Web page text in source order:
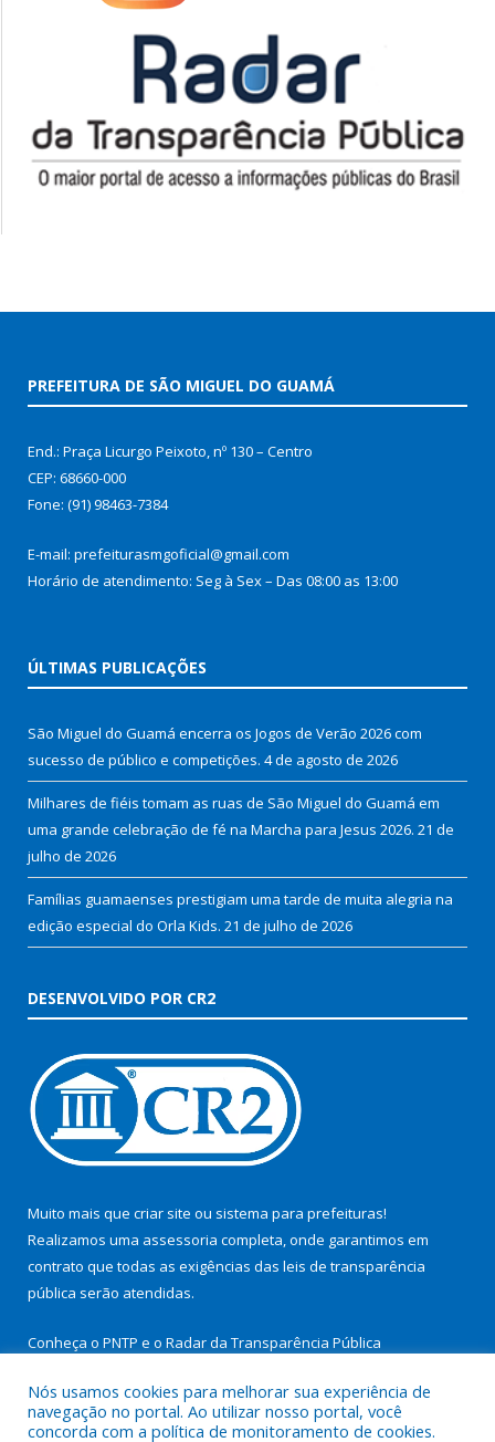
PREFEITURA DE SÃO MIGUEL DO GUAMÁ
End.: Praça Licurgo Peixoto, nº 130 – Centro
CEP: 68660-000
Fone: (91) 98463-7384
E-mail: prefeiturasmgoficial@gmail.com
Horário de atendimento: Seg à Sex – Das 08:00 as 13:00
ÚLTIMAS PUBLICAÇÕES
São Miguel do Guamá encerra os Jogos de Verão 2026 com
sucesso de público e competições. 4 de agosto de 2026
Milhares de fiéis tomam as ruas de São Miguel do Guamá em
uma grande celebração de fé na Marcha para Jesus 2026. 21 de
julho de 2026
Famílias guamaenses prestigiam uma tarde de muita alegria na
edição especial do Orla Kids. 21 de julho de 2026
DESENVOLVIDO POR CR2
Muito mais que criar site ou sistema para prefeituras!
Realizamos uma assessoria completa, onde garantimos em
contrato que todas as exigências das leis de transparência
pública serão atendidas.
Conheça o PNTP e o Radar da Transparência Pública
Nós usamos cookies para melhorar sua experiência de
navegação no portal. Ao utilizar nosso portal, você
concorda com a política de monitoramento de cookies.